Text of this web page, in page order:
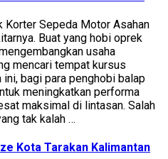
Korter Sepeda Motor Asahan
Buat yang hobi oprek
usaha
mencari tempat kursus
bagi para penghobi balap
meningkatkan performa
maksimal di lintasan. Salah
tak kalah …
Kota Tarakan Kalimantan